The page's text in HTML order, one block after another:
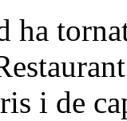
ha
i de